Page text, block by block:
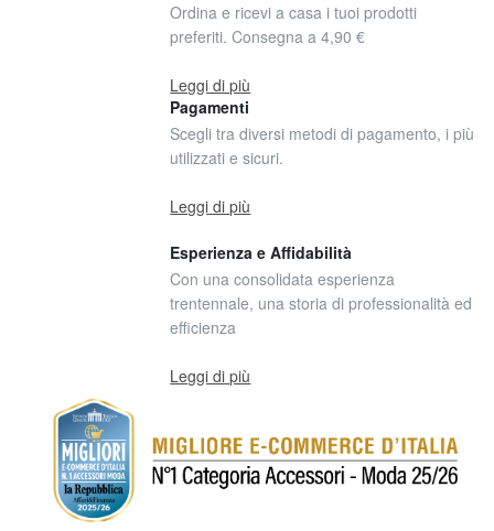
Ordina e ricevi a casa i tuoi prodotti
preferiti. Consegna a 4,90 €
Leggi di più
Pagamenti
Scegli tra diversi metodi di pagamento, i più
utilizzati e sicuri.
Leggi di più
Esperienza e Affidabilità
Con una consolidata esperienza
trentennale, una storia di professionalità ed
efficienza
Leggi di più